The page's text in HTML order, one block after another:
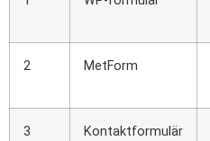
2 MetForm
3
Kontaktformulär